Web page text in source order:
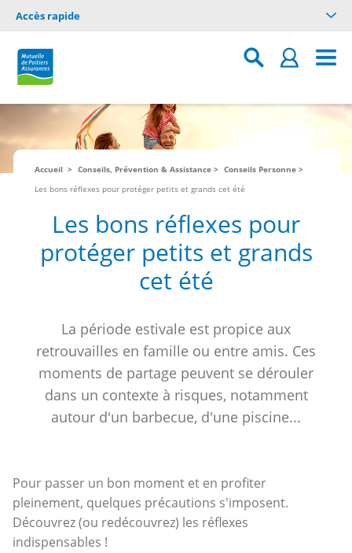
Accès rapide
Accueil Conseils, Prévention & Assistance
Conseils Personne
Les bons réflexes pour protéger petits et grands cet été
Les bons réflexes pour
protéger petits et grands
cet été
La période estivale est propice aux
retrouvailles en famille ou entre amis. Ces
moments de partage peuvent se dérouler
dans un contexte à risques, notamment
autour d'un barbecue, d'une piscine...
Pour passer un bon moment et en profiter
pleinement, quelques précautions s'imposent.
Découvrez (ou redécouvrez) les réflexes
indispensables !